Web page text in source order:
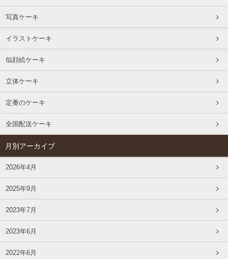
写真ケーキ
イラストケーキ
似顔絵ケーキ
立体ケーキ
定番のケーキ
全国配送ケーキ
月別アーカイブ
2026年4月
2025年9月
2023年7月
2023年6月
2022年6月